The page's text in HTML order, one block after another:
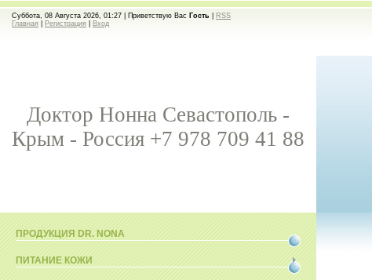
Суббота, 08 Августа 2026, 01:27 | Приветствую Вас Гость
RSS
Главная
Регистрация Вход
Доктор Нонна Севастополь -
Крым - Россия +7 978 709 41 88
ПРОДУКЦИЯ DR. NONA
ПИТАНИЕ КОЖИ